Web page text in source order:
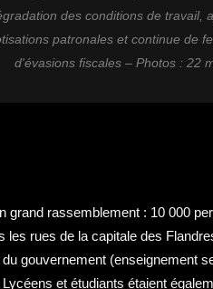
des conditions de travail,
patronales et continue de
d'évasions fiscales – Photos : 22